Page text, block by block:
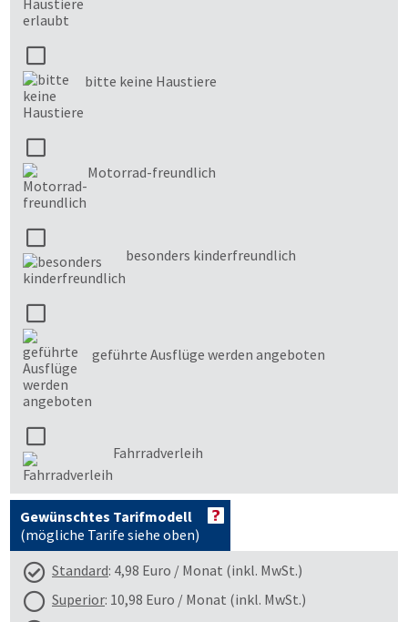
bitte keine Haustiere
Motorrad-freundlich
besonders kinderfreundlich
geführte Ausflüge werden angeboten
Fahrradverleih
Gewünschtes Tarifmodell
(mögliche Tarife siehe oben)
Standard: 4,98 Euro / Monat (inkl. MwSt.)
Superior: 10,98 Euro / Monat (inkl. MwSt.)